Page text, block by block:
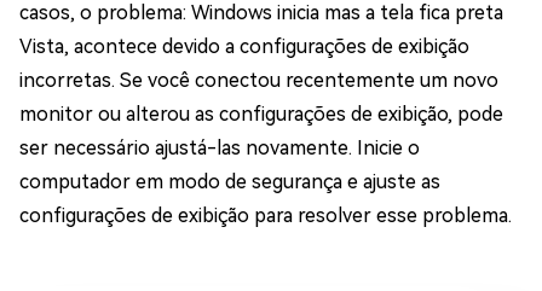
casos, o problema: Windows inicia mas a tela fica preta
Vista, acontece devido a configurações de exibição
incorretas. Se você conectou recentemente um novo
monitor ou alterou as configurações de exibição, pode
ser necessário ajustá-las novamente. Inicie o
computador em modo de segurança e ajuste as
configurações de exibição para resolver esse problema.